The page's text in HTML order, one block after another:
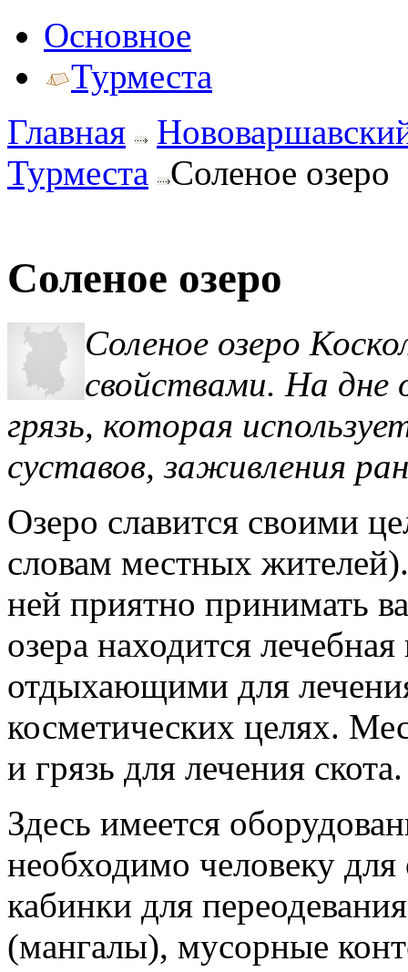
Основное
Турместа
Главная
Турместа
Соленое озеро
Соленое озеро
Соленое озеро
свойствами. На дне
грязь, которая
суставов, заживления
Озеро славится своими
словам местных
ней приятно принимать
озера находится лечебная
отдыхающими для
косметических целях.
и грязь для лечения скота.
Здесь имеется
необходимо человеку
кабинки для
(мангалы), мусорные